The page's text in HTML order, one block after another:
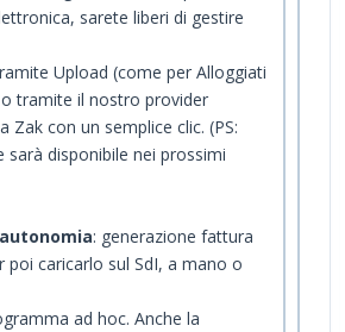
sarete liberi di gestire
Upload (come per Alloggiati
tramite il nostro provider
Zak con un semplice clic. (PS:
sarà disponibile nei prossimi
: generazione fattura
poi caricarlo sul SdI, a mano o
ad hoc. Anche la